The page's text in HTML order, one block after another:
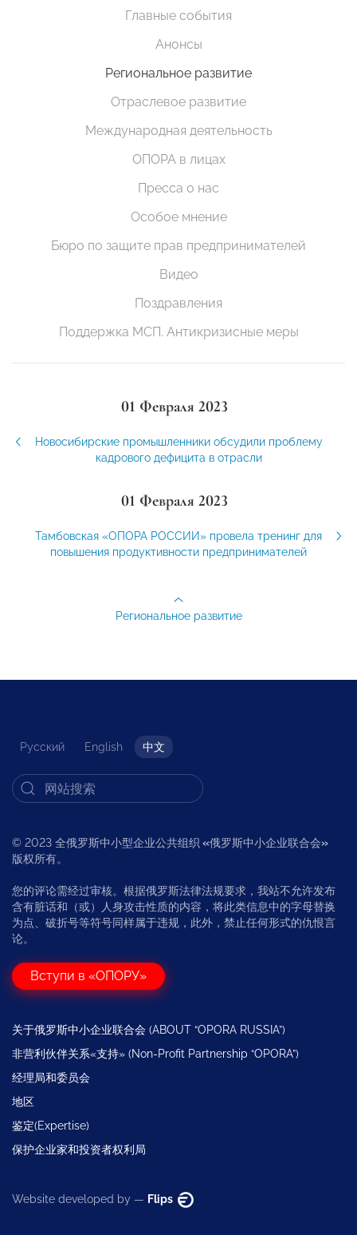
Главные события
Анонсы
Региональное развитие
Отраслевое развитие
Международная деятельность
ОПОРА в лицах
Пресса о нас
Особое мнение
Бюро по защите прав предпринимателей
Видео
Поздравления
Поддержка МСП. Антикризисные меры
01 Февраля 2023
Новосибирские промышленники обсудили проблему
кадрового дефицита в отрасли
01 Февраля 2023
Тамбовская «ОПОРА РОССИИ» провела тренинг для
повышения продуктивности предпринимателей
Региональное развитие
Русский English 中文
© 2023 全俄罗斯中小型企业公共组织 «俄罗斯中小企业联合会»
版权所有。
您的评论需经过审核。根据俄罗斯法律法规要求，我站不允许发布
含有脏话和（或）人身攻击性质的内容，将此类信息中的字母替换
为点、破折号等符号同样属于违规，此外，禁止任何形式的仇恨言
论。
Вступи в «ОПОРУ»
关于俄罗斯中小企业联合会 (ABOUT “OPORA RUSSIA”)
非营利伙伴关系«支持» (Non-Profit Partnership “OPORA”)
经理局和委员会
地区
鉴定(Expertise)
保护企业家和投资者权利局
Website developed by — Flips